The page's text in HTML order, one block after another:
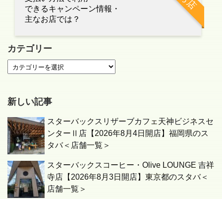
できるキャンペーン情報・
主なお店では？
カテゴリー
新しい記事
スターバックスリザーブカフェ天神ビジネスセ
ンターⅡ店【2026年8月4日開店】福岡県のス
タバ＜店舗一覧＞
スターバックスコーヒー・Olive LOUNGE 吉祥
寺店【2026年8月3日開店】東京都のスタバ＜
店舗一覧＞